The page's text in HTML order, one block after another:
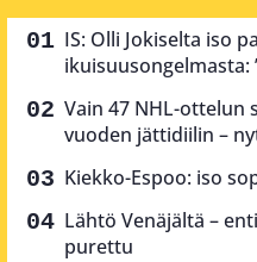
IS: Olli Jokiselta iso
ikuisuusongelmasta:
Vain 47 NHL-ottelun
vuoden jättidiilin –
Kiekko-Espoo: iso
Lähtö Venäjältä –
purettu